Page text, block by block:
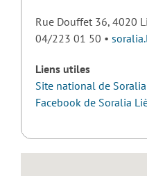
Rue Douffet 36, 4020
04/223 01 50 •
Liens utiles
Site national de Soralia
Facebook de Soralia